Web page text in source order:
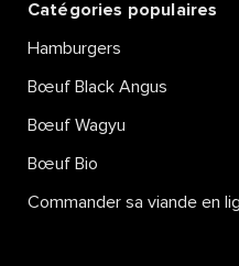
Catégories populaires
Hamburgers
Bœuf Black Angus
Bœuf Wagyu
Bœuf Bio
Commander sa viande en